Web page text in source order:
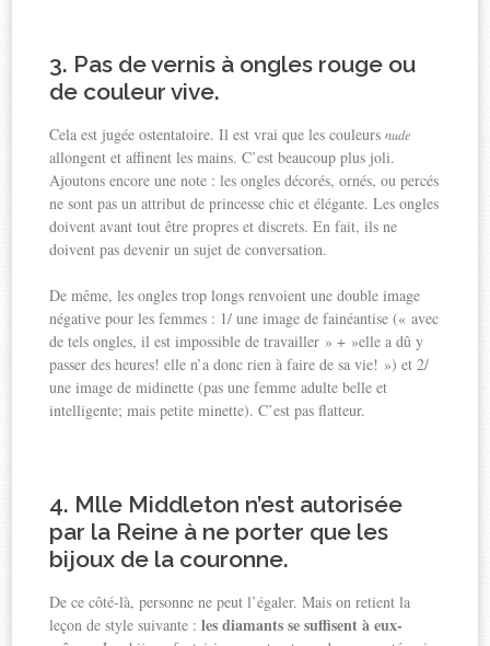
3. Pas de vernis à ongles rouge ou
de couleur vive.
Cela est jugée ostentatoire. Il est vrai que les couleursnude
allongent et affinent les mains. C’est beaucoup plus joli.
Ajoutons encore une note : les ongles décorés, ornés, ou percés
ne sont pas un attribut de princesse chic et élégante. Les ongles
doivent avant tout être propres et discrets. En fait, ils ne
doivent pas devenir un sujet de conversation.
De même, les ongles trop longs renvoient une double image
négative pour les femmes : 1/ une image de fainéantise (« avec
de tels ongles, il est impossible de travailler » + »elle a dû y
passer des heures! elle n’a donc rien à faire de sa vie! ») et 2/
une image de midinette (pas une femme adulte belle et
intelligente; mais petite minette). C’est pas flatteur.
4. Mlle Middleton n’est autorisée
par la Reine à ne porter que les
bijoux de la couronne.
De ce côté-là, personne ne peut l’égaler. Mais on retient la
leçon de style suivante :les diamants se suffisent à eux-